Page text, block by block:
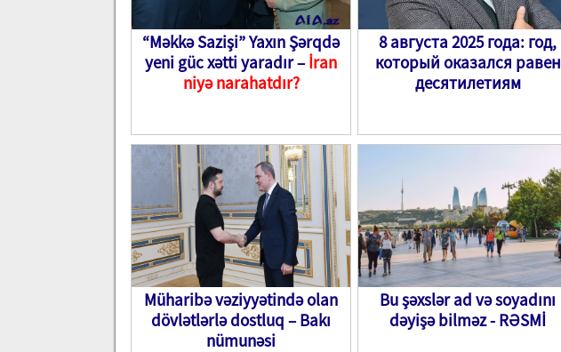
“Məkkə Sazişi” Yaxın Şərqdə
yeni güc xətti yaradır –İran
niyə narahatdır?
8 августа 2025 года: год,
который оказался равен
десятилетиям
Müharibə vəziyyətində olan
dövlətlərlə dostluq – Bakı
nümunəsi
Bu şəxslər ad və soyadını
dəyişə bilməz - RƏSMİ